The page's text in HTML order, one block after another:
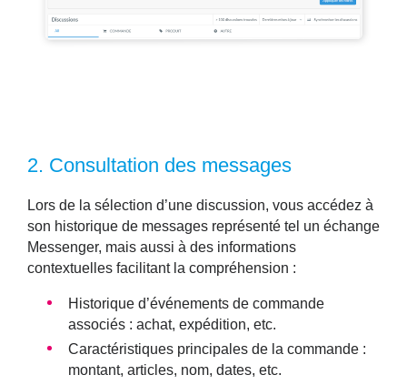
2. Consultation des messages
Lors de la sélection d’une discussion, vous accédez à
son historique de messages représenté tel un échange
Messenger, mais aussi à des informations
contextuelles facilitant la compréhension :
Historique d’événements de commande
associés : achat, expédition, etc.
Caractéristiques principales de la commande :
montant, articles, nom, dates, etc.